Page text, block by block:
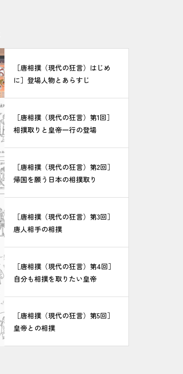
［唐相撲（現代の狂言）はじめ
に］登場人物とあらすじ
［唐相撲（現代の狂言）第1回］
相撲取りと皇帝一行の登場
［唐相撲（現代の狂言）第2回］
帰国を願う日本の相撲取り
［唐相撲（現代の狂言）第3回］
唐人相手の相撲
［唐相撲（現代の狂言）第4回］
自分も相撲を取りたい皇帝
［唐相撲（現代の狂言）第5回］
皇帝との相撲